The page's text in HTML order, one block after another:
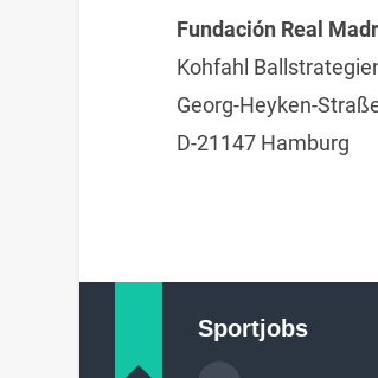
Fundación Real
Kohfahl
Georg-Heyken-
D-21147 Hamburg
Sportjobs